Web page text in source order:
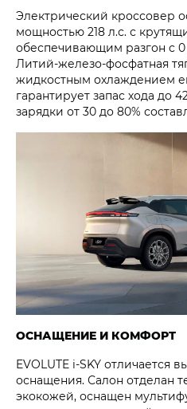
Электрический кроссовер
мощностью 218 л.с. с
обеспечивающим разгон с 0
Литий-железо-фосфатная
жидкостным охлаждением
гарантирует запас хода до
зарядки от 30 до 80%
ОСНАЩЕНИЕ И КОМФОРТ
EVOLUTE i‑SKY отличается
оснащения. Салон отделан
экокожей, оснащен